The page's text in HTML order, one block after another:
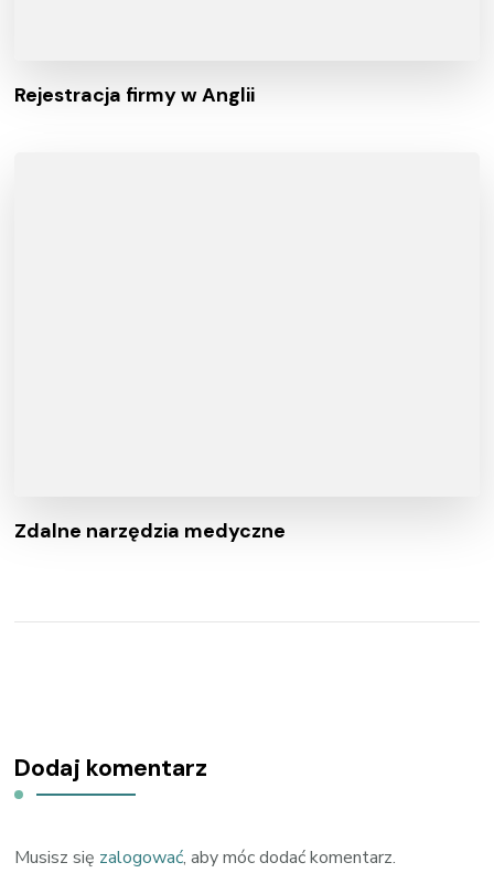
Rejestracja firmy w Anglii
Zdalne narzędzia medyczne
Dodaj komentarz
Musisz się zalogować, aby móc dodać komentarz.